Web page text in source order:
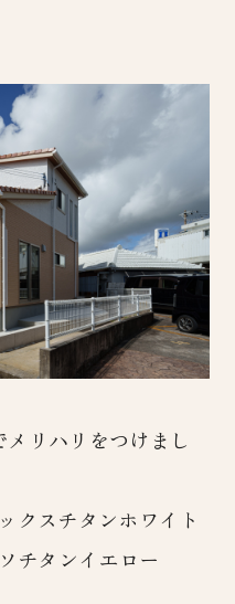
メリハリをつけまし
スチタンホワイト
チタンイエロー